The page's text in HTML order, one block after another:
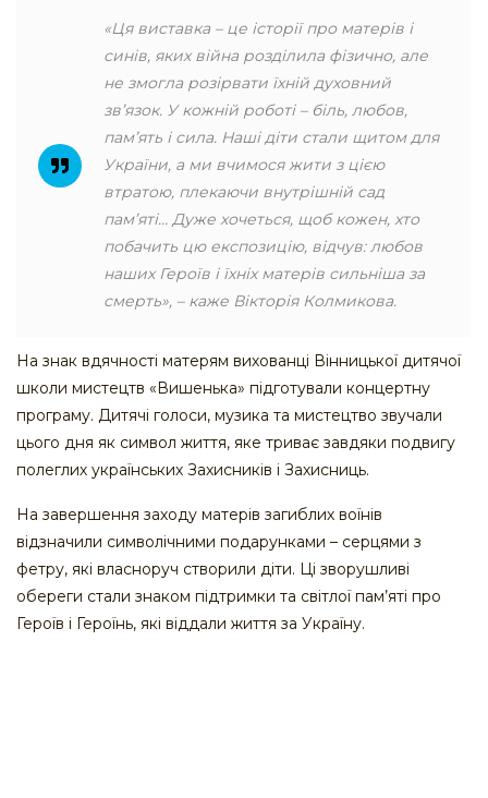
«Ця виставка – це історії про матерів і
синів, яких війна розділила фізично, але
не змогла розірвати їхній духовний
зв’язок. У кожній роботі – біль, любов,
пам’ять і сила. Наші діти стали щитом для
України, а ми вчимося жити з цією
втратою, плекаючи внутрішній сад
пам’яті… Дуже хочеться, щоб кожен, хто
побачить цю експозицію, відчув: любов
наших Героїв і їхніх матерів сильніша за
смерть», – каже Вікторія Колмикова.
На знак вдячності матерям вихованці Вінницької дитячої
школи мистецтв «Вишенька» підготували концертну
програму. Дитячі голоси, музика та мистецтво звучали
цього дня як символ життя, яке триває завдяки подвигу
полеглих українських Захисників і Захисниць.
На завершення заходу матерів загиблих воїнів
відзначили символічними подарунками – серцями з
фетру, які власноруч створили діти. Ці зворушливі
обереги стали знаком підтримки та світлої пам’яті про
Героїв і Героїнь, які віддали життя за Україну.